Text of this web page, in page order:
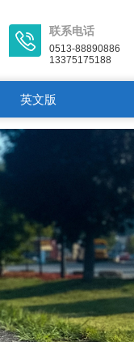
联系电话
0513-88890886
13375175188
英文版